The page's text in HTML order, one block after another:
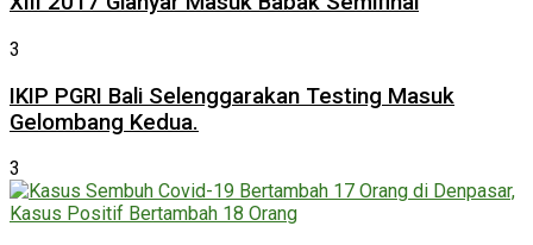
3
IKIP PGRI Bali Selenggarakan Testing Masuk
Gelombang Kedua.
3